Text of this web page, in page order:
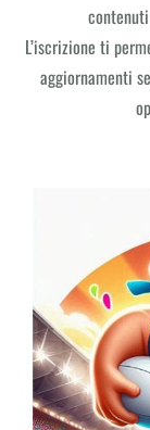
L’iscrizione ti
aggiornamenti